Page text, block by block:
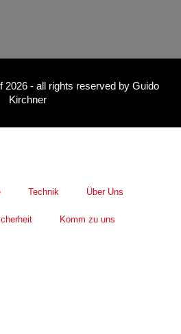
2026 - all rights reserved by Guido
Kirchner
Technik Über Uns
Komm zu uns